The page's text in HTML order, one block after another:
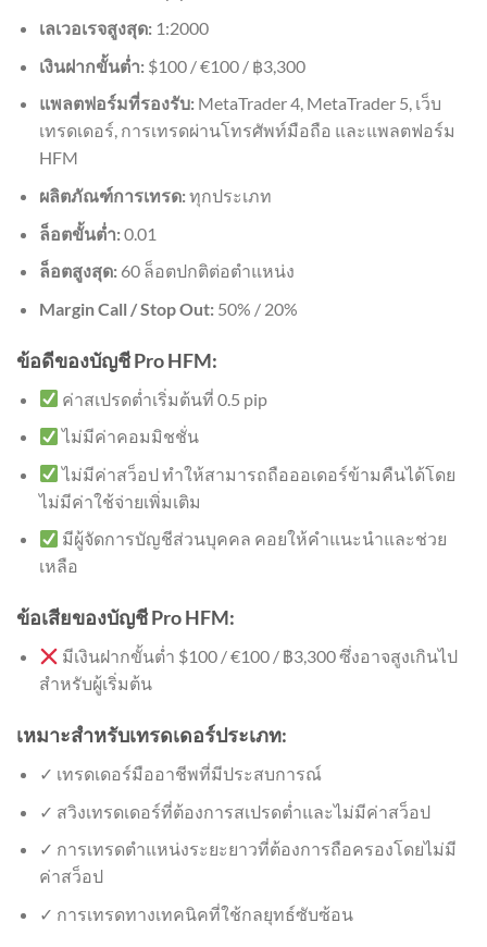
เลเวอเรจสูงสุด:1:2000
เงินฝากขั้นต่ำ:$100 / €100 / ฿3,300
แพลตฟอร์มที่รองรับ:MetaTrader 4, MetaTrader 5, เว็บ
เทรดเดอร์, การเทรดผ่านโทรศัพท์มือถือ และแพลตฟอร์ม
HFM
ผลิตภัณฑ์การเทรด:ทุกประเภท
ล็อตขั้นต่ำ:0.01
ล็อตสูงสุด:60 ล็อตปกติต่อตำแหน่ง
Margin Call / Stop Out:50% / 20%
ข้อดีของบัญชี Pro HFM:
ค่าสเปรดต่ำเริ่มต้นที่ 0.5 pip
ไม่มีค่าคอมมิชชั่น
ไม่มีค่าสว็อป ทำให้สามารถถือออเดอร์ข้ามคืนได้โดย
ไม่มีค่าใช้จ่ายเพิ่มเติม
มีผู้จัดการบัญชีส่วนบุคคล คอยให้คำแนะนำและช่วย
เหลือ
ข้อเสียของบัญชี Pro HFM:
มีเงินฝากขั้นต่ำ $100 / €100 / ฿3,300 ซึ่งอาจสูงเกินไป
สำหรับผู้เริ่มต้น
เหมาะสำหรับเทรดเดอร์ประเภท:
✓ เทรดเดอร์มืออาชีพที่มีประสบการณ์
✓ สวิงเทรดเดอร์ที่ต้องการสเปรดต่ำและไม่มีค่าสว็อป
✓ การเทรดตำแหน่งระยะยาวที่ต้องการถือครองโดยไม่มี
ค่าสว็อป
✓ การเทรดทางเทคนิคที่ใช้กลยุทธ์ซับซ้อน